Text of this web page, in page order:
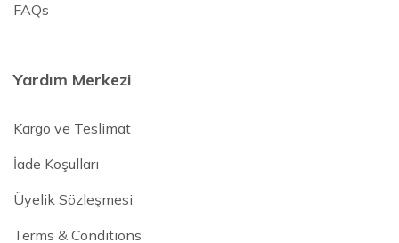
FAQs
Yardım Merkezi
Kargo ve Teslimat
İade Koşulları
Üyelik Sözleşmesi
Terms & Conditions